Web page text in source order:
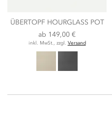
ÜBERTOPF HOURGLASS POT
ab 149,00 €
inkl. MwSt., zzgl. Versand